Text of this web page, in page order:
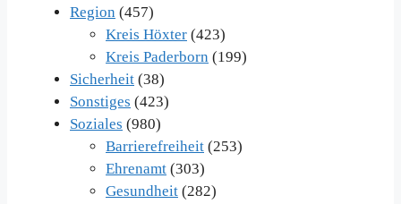
Region (457)
Kreis Höxter (423)
Kreis Paderborn (199)
Sicherheit (38)
Sonstiges (423)
Soziales (980)
Barrierefreiheit (253)
Ehrenamt (303)
Gesundheit (282)